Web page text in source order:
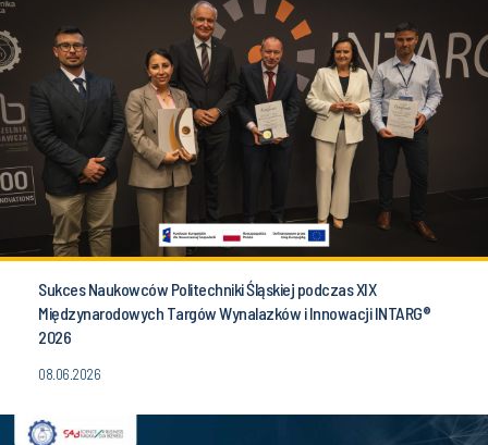
Sukces Naukowców Politechniki Śląskiej podczas XIX
Międzynarodowych Targów Wynalazków i Innowacji INTARG®
2026
08.06.2026